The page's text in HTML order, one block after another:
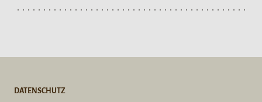
DATENSCHUTZ